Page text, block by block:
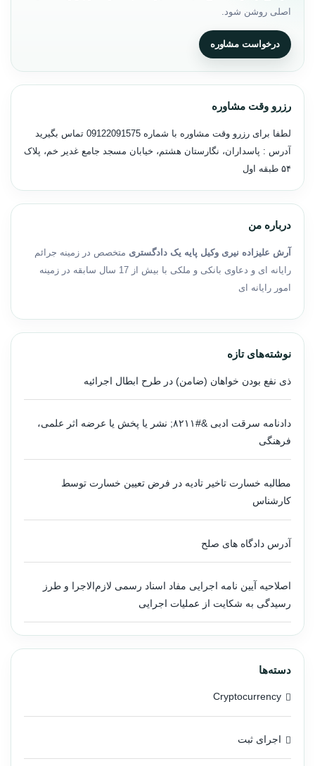
اصلی روشن شود.
درخواست مشاوره
رزرو وقت مشاوره
لطفا برای رزرو وقت مشاوره با شماره 09122091575 تماس بگیرید
آدرس : پاسداران، نگارستان هشتم، خیابان مسجد جامع غدیر خم، پلاک
۵۴ طبقه اول
درباره من
آرش علیزاده نیری وکیل پایه یک دادگستری متخصص در زمینه جرائم
رایانه ای و دعاوی بانکی و ملکی با بیش از 17 سال سابقه در زمینه
امور رایانه ای
نوشته‌های تازه
ذی نفع بودن خواهان (ضامن) در طرح ابطال اجرائیه
دادنامه سرقت ادبی &#۸۲۱۱; نشر یا پخش یا عرضه اثر علمی،
فرهنگی
مطالبه خسارت تاخیر تادیه در فرض تعیین خسارت توسط
کارشناس
آدرس دادگاه های صلح
اصلاحیه آیین نامه اجرایی مفاد اسناد رسمی لازم‌الاجرا و طرز
رسیدگی به شکایت از عملیات اجرایی
دسته‌ها
Cryptocurrency
اجرای ثبت